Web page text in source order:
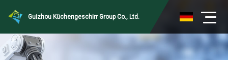
Guizhou Küchengeschirr Group Co., Ltd.